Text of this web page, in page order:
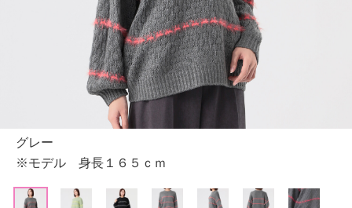
グレー
※モデル 身長１６５ｃｍ